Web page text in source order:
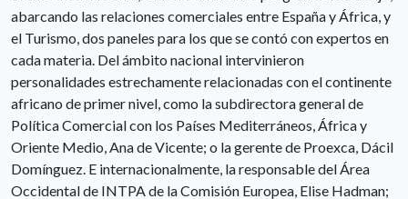
abarcando las relaciones comerciales entre España y África, y
el Turismo, dos paneles para los que se contó con expertos en
cada materia. Del ámbito nacional intervinieron
personalidades estrechamente relacionadas con el continente
africano de primer nivel, como la subdirectora general de
Política Comercial con los Países Mediterráneos, África y
Oriente Medio, Ana de Vicente; o la gerente de Proexca, Dácil
Domínguez. E internacionalmente, la responsable del Área
Occidental de INTPA de la Comisión Europea, Elise Hadman;